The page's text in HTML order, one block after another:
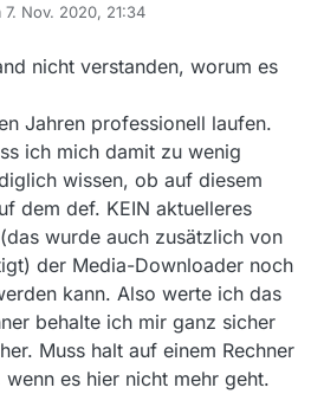
System, das auf dem
Mac noch läuft. Und sonst gibts ja
von Leuten, die alle Systeme
10.1 oder so irgendwo gesammelt
ist jedenfalls noch kein Mac
dem ich nicht das neueste mögliche
konnte.
Und wenn der Beitragsersteller
neuen Mac will, möchte ich ihm
im Weg stehen. Das alte MacBook
ich gerne “zur Entsorgung” entgegen
aufmotzen, soweit es geht, und
hier zur Verfügung
:flushed:
7. Nov. 2020, 21:34
von
nicht verstanden, worum es
Jahren professionell laufen.
ich mich damit zu wenig
wissen, ob auf diesem
dem def. KEIN aktuelleres
wurde auch zusätzlich von
der Media-Downloader noch
kann. Also werte ich das
behalte ich mir ganz sicher
Muss halt auf einem Rechner
es hier nicht mehr geht.